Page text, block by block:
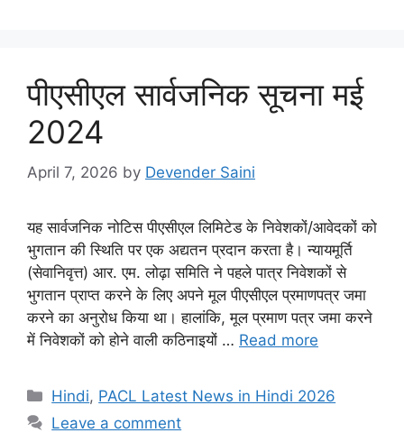
पीएसीएल सार्वजनिक सूचना मई
2024
April 7, 2026 by Devender Saini
यह सार्वजनिक नोटिस पीएसीएल लिमिटेड के निवेशकों/आवेदकों को
भुगतान की स्थिति पर एक अद्यतन प्रदान करता है। न्यायमूर्ति
(सेवानिवृत्त) आर. एम. लोढ़ा समिति ने पहले पात्र निवेशकों से
भुगतान प्राप्त करने के लिए अपने मूल पीएसीएल प्रमाणपत्र जमा
करने का अनुरोध किया था। हालांकि, मूल प्रमाण पत्र जमा करने
में निवेशकों को होने वाली कठिनाइयों … Read more
Categories
Hindi, PACL Latest News in Hindi 2026
Leave a comment